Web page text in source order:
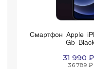
Смартфон Apple
Gb
31 990 ₽
36 789 ₽